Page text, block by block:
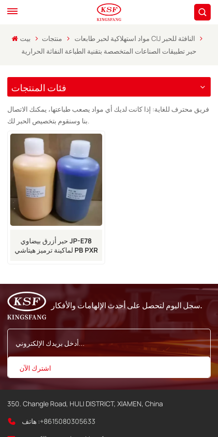
بيت منتجات
مواد استهلاكية لحبر طابعات CIJ النافثة للحبر
حبر تطبيقات الصناعات المتخصصة بتقنية الطباعة النفاثة الحرارية
فئات المنتجات
فريق محترف للغاية: إذا كانت لديك أي مواد يصعب طباعتها، يمكنك الاتصال
بنا وسنقوم بتخصيص الحبر لك.
حبر أزرق بيضاوي JP-E78
لماكينة ترميز هيتاشي PB PXR
سجل اليوم لتحصل على أحدث الإلهامات والأفكار.
350. Changle Road, HULI DISTRICT, XIAMEN, China
هاتف :+8615080305633